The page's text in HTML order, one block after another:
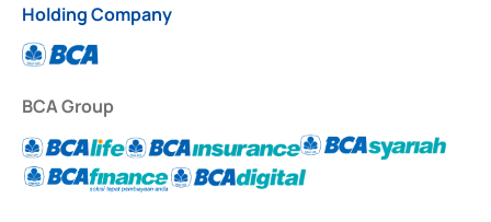
Holding Company
BCA Group